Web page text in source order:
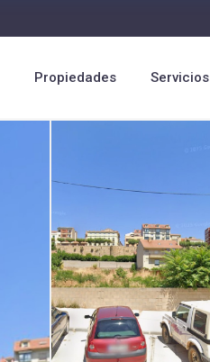
Propiedades Servicios